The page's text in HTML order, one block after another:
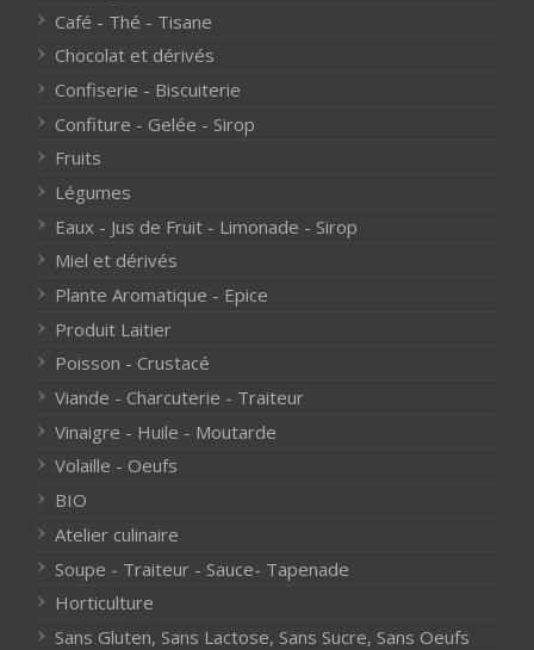
Café - Thé - Tisane
Chocolat et dérivés
Confiserie - Biscuiterie
Confiture - Gelée - Sirop
Fruits
Légumes
Eaux - Jus de Fruit - Limonade - Sirop
Miel et dérivés
Plante Aromatique - Epice
Produit Laitier
Poisson - Crustacé
Viande - Charcuterie - Traiteur
Vinaigre - Huile - Moutarde
Volaille - Oeufs
BIO
Atelier culinaire
Soupe - Traiteur - Sauce- Tapenade
Horticulture
Sans Gluten, Sans Lactose, Sans Sucre, Sans Oeufs